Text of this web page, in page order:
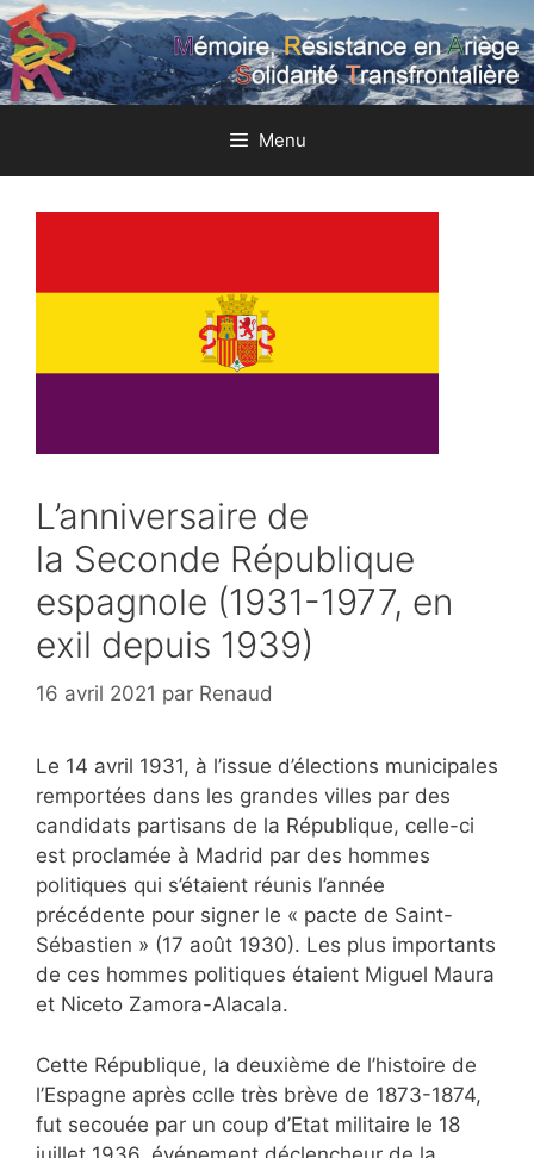
Aller
au
contenu
Menu
L’anniversaire de
la Seconde République
espagnole (1931-1977, en
exil depuis 1939)
16 avril 2021 par Renaud
Le 14 avril 1931, à l’issue d’élections municipales
remportées dans les grandes villes par des
candidats partisans de la République, celle-ci
est proclamée à Madrid par des hommes
politiques qui s’étaient réunis l’année
précédente pour signer le « pacte de Saint-
Sébastien » (17 août 1930). Les plus importants
de ces hommes politiques étaient Miguel Maura
et Niceto Zamora-Alacala.
Cette République, la deuxième de l’histoire de
l’Espagne après cclle très brève de 1873-1874,
fut secouée par un coup d’Etat militaire le 18